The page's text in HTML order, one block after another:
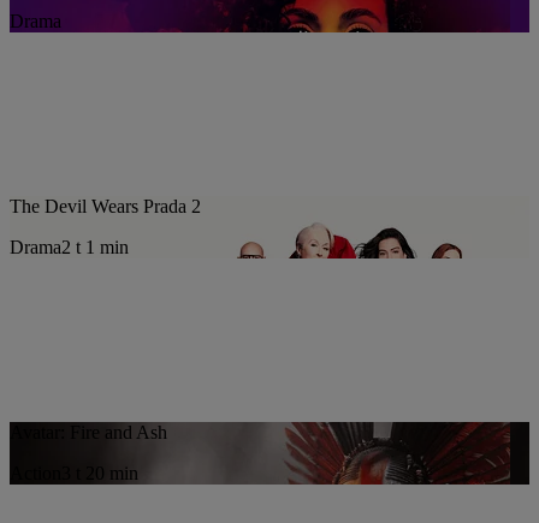
Drama
The Devil Wears Prada 2
Drama2 t 1 min
Avatar: Fire and Ash
3 t 20 min